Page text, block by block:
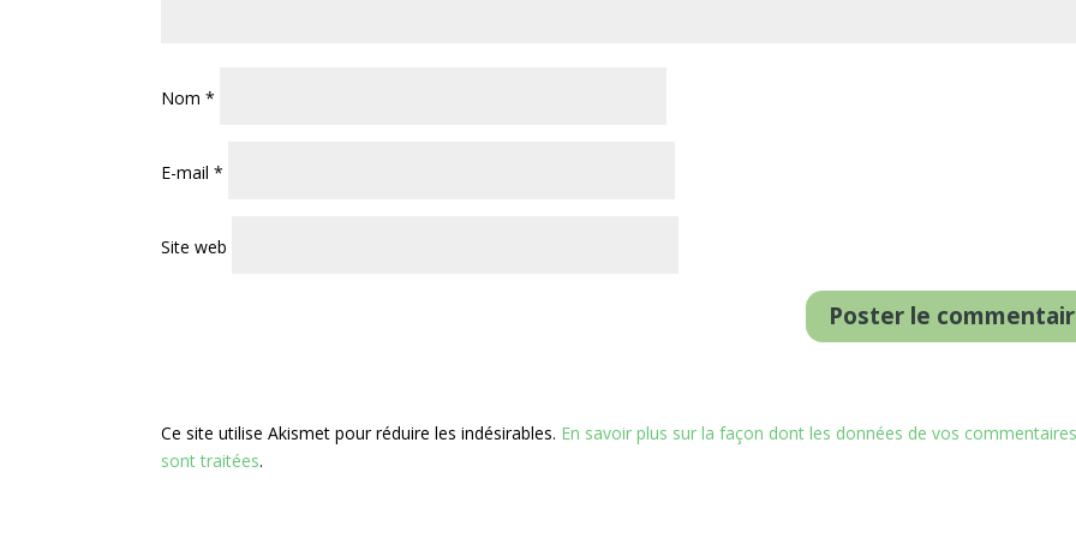
Nom*
E-mail*
Site web
Ce site utilise Akismet pour réduire les indésirables. En savoir plus sur la façon dont les données de vos
sont traitées.